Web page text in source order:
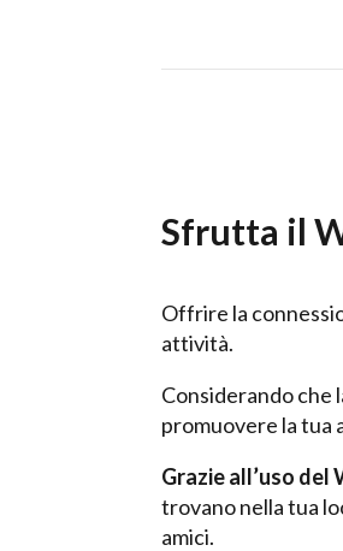
Sfrutta il
Offrire la
attività.
Considerando che
promuovere la tua
Grazie all’uso
trovano nella tua
amici.